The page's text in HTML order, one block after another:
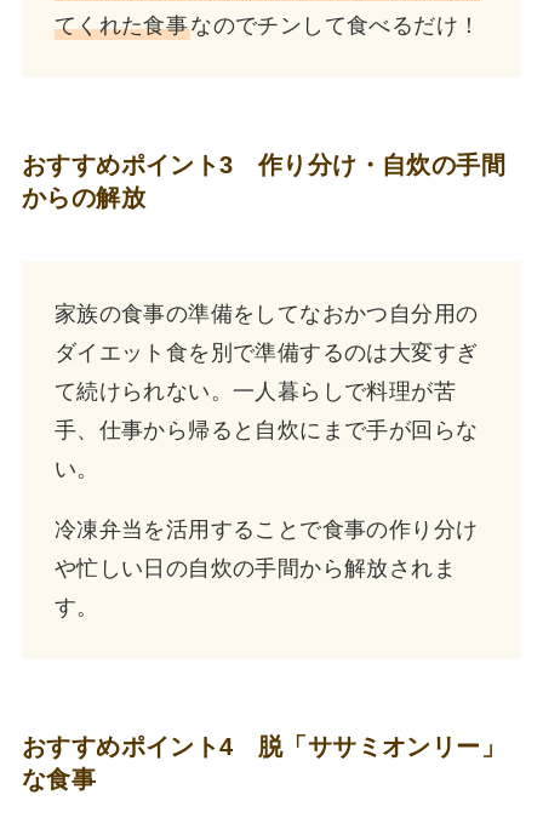
てくれた食事なのでチンして食べるだけ！
おすすめポイント3 作り分け・自炊の手間
からの解放
家族の食事の準備をしてなおかつ自分用の
ダイエット食を別で準備するのは大変すぎ
て続けられない。一人暮らしで料理が苦
手、仕事から帰ると自炊にまで手が回らな
い。
冷凍弁当を活用することで食事の作り分け
や忙しい日の自炊の手間から解放されま
す。
おすすめポイント4 脱「ササミオンリー」
な食事